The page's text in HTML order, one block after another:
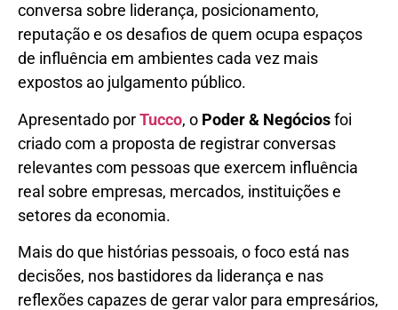
conversa sobre liderança, posicionamento,
reputação e os desafios de quem ocupa espaços
de influência em ambientes cada vez mais
expostos ao julgamento público.
Apresentado porTucco, o Poder & Negóciosfoi
criado com a proposta de registrar conversas
relevantes com pessoas que exercem influência
real sobre empresas, mercados, instituições e
setores da economia.
Mais do que histórias pessoais, o foco está nas
decisões, nos bastidores da liderança e nas
reflexões capazes de gerar valor para empresários,